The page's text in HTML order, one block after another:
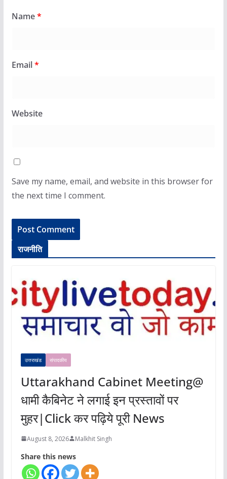
Name*
Email*
Website
Save my name, email, and website in this browser for
the next time I comment.
राजनीति
उत्तराखंड संपादकीय
Uttarakhand Cabinet Meeting@
धामी कैबिनेट ने लगाई इन प्रस्तावों पर
मुहर|Click कर पढ़िये पूरी News
August 8, 2026 Malkhit Singh
Share this news